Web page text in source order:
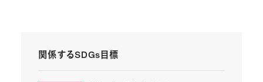
関係するSDGs目標